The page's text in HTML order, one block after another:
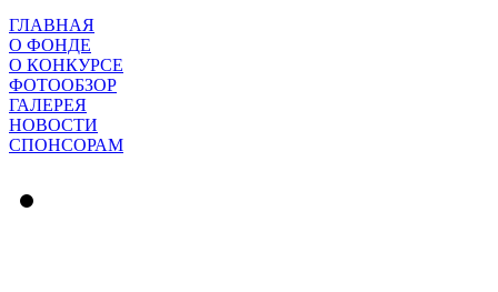
ГЛАВНАЯ
О ФОНДЕ
О КОНКУРСЕ
ФОТООБЗОР
ГАЛЕРЕЯ
НОВОСТИ
СПОНСОРАМ